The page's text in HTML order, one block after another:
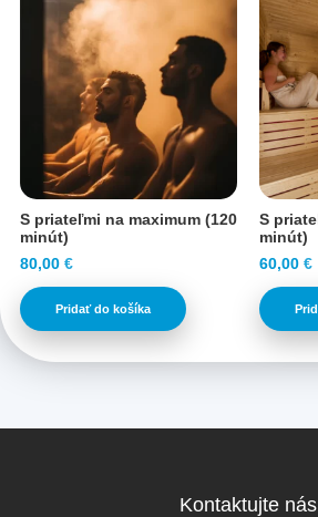
S priateľmi na maximum (120
minút)
80,00 €
Pridať do košíka
S
minút)
60,00 €
Kontaktujte nás